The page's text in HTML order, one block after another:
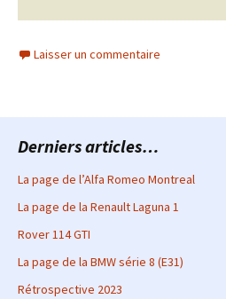
Laisser un commentaire
Derniers articles…
La page de l’Alfa Romeo Montreal
La page de la Renault Laguna 1
Rover 114 GTI
La page de la BMW série 8 (E31)
Rétrospective 2023